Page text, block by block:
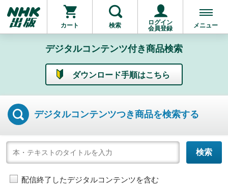
カート 検索
ログイン
会員登録
メニュー
デジタルコンテンツ付き商品検索
ダウンロード手順はこちら
デジタルコンテンツつき商品を検索する
配信終了したデジタルコンテンツを含む